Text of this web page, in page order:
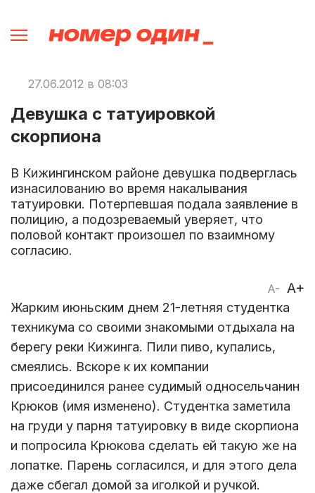
27.06.2012 в 08:03
Девушка с татуировкой
скорпиона
В Кижингинском районе девушка подверглась
изнасилованию во время накалывания
татуировки. Потерпевшая подала заявление в
полицию, а подозреваемый уверяет, что
половой контакт произошел по взаимному
согласию.
A- A+
Жарким июньским днем 21-летняя студентка
техникума со своими знакомыми отдыхала на
берегу реки Кижинга. Пили пиво, купались,
смеялись. Вскоре к их компании
присоединился ранее судимый односельчанин
Крюков (имя изменено). Студентка заметила
на груди у парня татуировку в виде скорпиона
и попросила Крюкова сделать ей такую же на
лопатке. Парень согласился, и для этого дела
даже сбегал домой за иголкой и ручкой.